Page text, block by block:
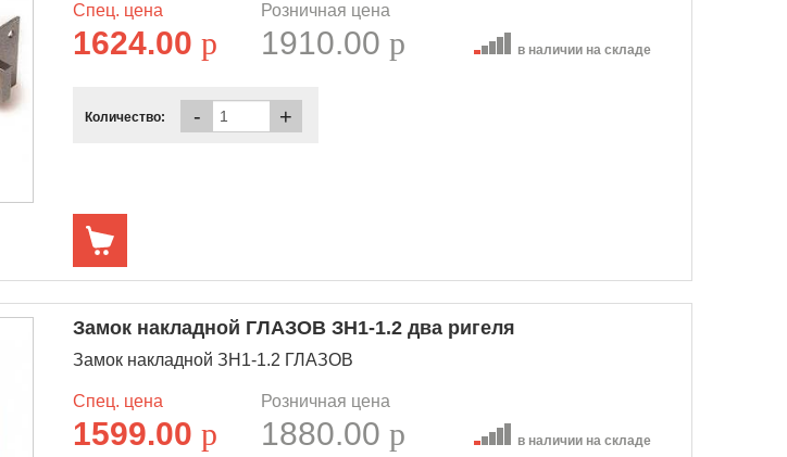
Спец. цена
1624.00p
Розничная цена
1910.00p в наличии на складе
Количество: - +
Замок накладной ГЛАЗОВ ЗН1-1.2 два ригеля
Замок накладной ЗН1-1.2 ГЛАЗОВ
Спец. цена
1599.00p
Розничная цена
1880.00p в наличии на складе